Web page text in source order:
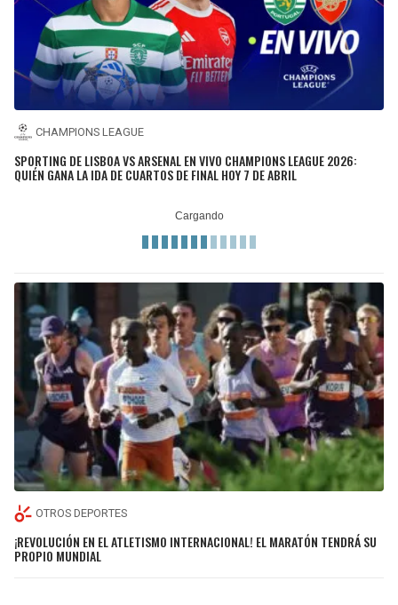
CHAMPIONS LEAGUE
SPORTING DE LISBOA VS ARSENAL EN VIVO CHAMPIONS LEAGUE 2026:
QUIÉN GANA LA IDA DE CUARTOS DE FINAL HOY 7 DE ABRIL
OTROS DEPORTES
¡REVOLUCIÓN EN EL ATLETISMO INTERNACIONAL! EL MARATÓN TENDRÁ SU
PROPIO MUNDIAL